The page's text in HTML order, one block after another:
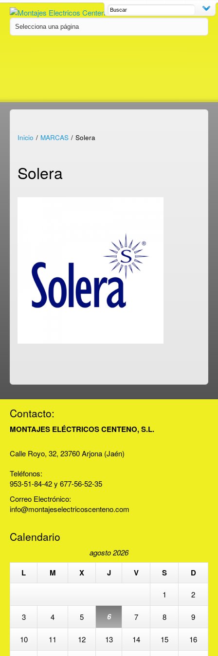
Inicio / MARCAS / Solera
Solera
Contacto:
MONTAJES ELÉCTRICOS CENTENO, S.L.
Calle Royo, 32, 23760 Arjona (Jaén)
Teléfonos:
953-51-84-42 y 677-56-52-35
Correo Electrónico:
info@montajeselectricoscenteno.com
Calendario
agosto 2026
L M X J V S D
1 2
3 4 5 6 7 8 9
10 11 12 13 14 15 16